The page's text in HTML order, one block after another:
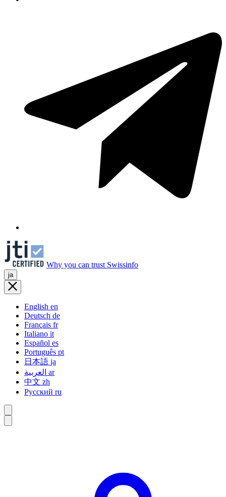
Why you can trust Swissinfo
ja
English en
Deutsch de
Français fr
Italiano it
Español es
Português pt
日本語 ja
ar
中文 zh
Русский ru